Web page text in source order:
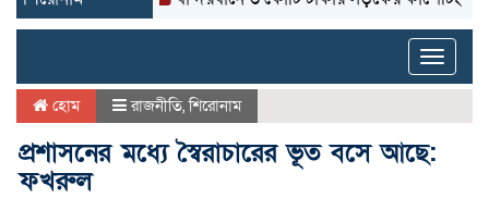
Toggle
হোম রাজনীতি,শিরোনাম
প্রশাসনের মধ্যে স্বৈরাচারের ভূত বসে আছে:
ফখরুল